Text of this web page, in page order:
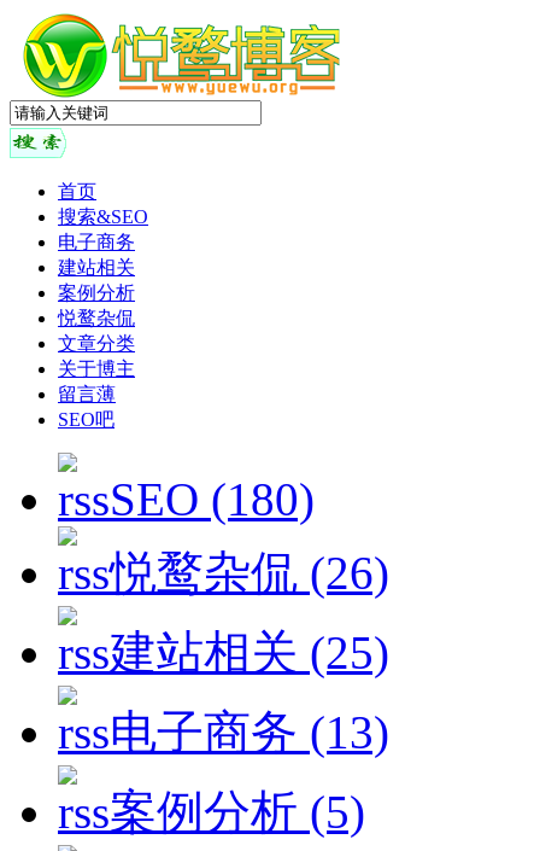
首页
搜索&SEO
电子商务
建站相关
案例分析
悦鹜杂侃
文章分类
关于博主
留言薄
SEO吧
SEO (180)
悦鹜杂侃 (26)
建站相关 (25)
电子商务 (13)
案例分析 (5)